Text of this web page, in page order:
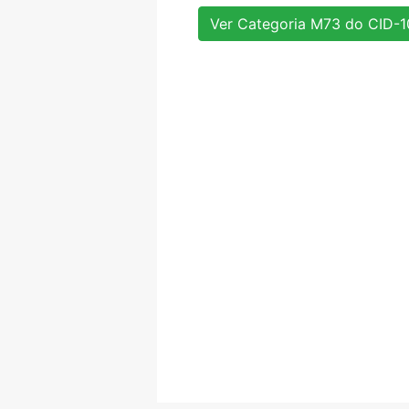
Ver Categoria M73 do CID-